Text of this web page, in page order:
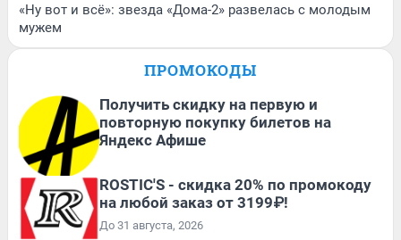
«Ну вот и всё»: звезда «Дома-2» развелась с молодым
мужем
ПРОМОКОДЫ
Получить скидку на первую и
повторную покупку билетов на
Яндекс Афише
ROSTIC'S - скидка 20% по промокоду
на любой заказ от 3199₽!
До 31 августа, 2026